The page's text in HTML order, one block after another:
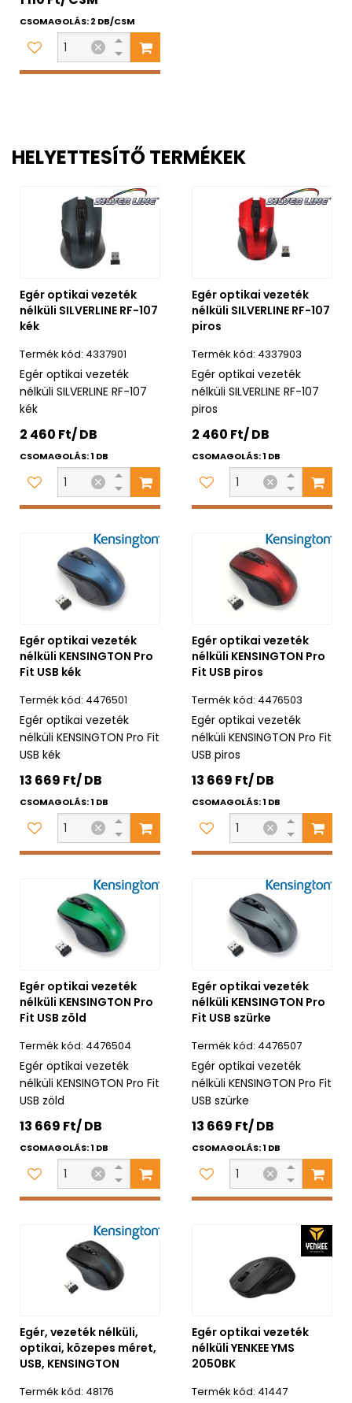
CSOMAGOLÁS: 2 DB/CSM
HELYETTESÍTŐ TERMÉKEK
Egér optikai vezeték
nélküli SILVERLINE RF-107
kék
4337901
Egér optikai vezeték
nélküli SILVERLINE RF-107
kék
2 460 Ft/ DB
CSOMAGOLÁS: 1 DB
Egér optikai vezeték
nélküli SILVERLINE RF-107
piros
4337903
Egér optikai vezeték
nélküli SILVERLINE RF-107
piros
2 460 Ft/ DB
CSOMAGOLÁS: 1 DB
Egér optikai vezeték
nélküli KENSINGTON Pro
Fit USB kék
4476501
Egér optikai vezeték
nélküli KENSINGTON Pro Fit
USB kék
13 669 Ft/ DB
CSOMAGOLÁS: 1 DB
Egér optikai vezeték
nélküli KENSINGTON Pro
Fit USB piros
4476503
Egér optikai vezeték
nélküli KENSINGTON Pro Fit
USB piros
13 669 Ft/ DB
CSOMAGOLÁS: 1 DB
Egér optikai vezeték
nélküli KENSINGTON Pro
Fit USB zöld
4476504
Egér optikai vezeték
nélküli KENSINGTON Pro Fit
USB zöld
13 669 Ft/ DB
CSOMAGOLÁS: 1 DB
Egér optikai vezeték
nélküli KENSINGTON Pro
Fit USB szürke
4476507
Egér optikai vezeték
nélküli KENSINGTON Pro Fit
USB szürke
13 669 Ft/ DB
CSOMAGOLÁS: 1 DB
Egér, vezeték nélküli,
optikai, közepes méret,
USB, KENSINGTON
48176
Egér optikai vezeték
nélküli YENKEE YMS
2050BK
41447